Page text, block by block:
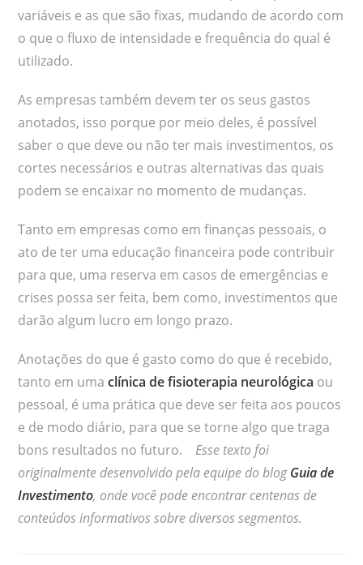
variáveis e as que são fixas, mudando de acordo com
o que o fluxo de intensidade e frequência do qual é
utilizado.
As empresas também devem ter os seus gastos
anotados, isso porque por meio deles, é possível
saber o que deve ou não ter mais investimentos, os
cortes necessários e outras alternativas das quais
podem se encaixar no momento de mudanças.
Tanto em empresas como em finanças pessoais, o
ato de ter uma educação financeira pode contribuir
para que, uma reserva em casos de emergências e
crises possa ser feita, bem como, investimentos que
darão algum lucro em longo prazo.
Anotações do que é gasto como do que é recebido,
tanto em umaclínica de fisioterapia neurológica ou
pessoal, é uma prática que deve ser feita aos poucos
e de modo diário, para que se torne algo que traga
bons resultados no futuro.Esse texto foi
originalmente desenvolvido pela equipe do blogGuia de
Investimento, onde você pode encontrar centenas de
conteúdos informativos sobre diversos segmentos.